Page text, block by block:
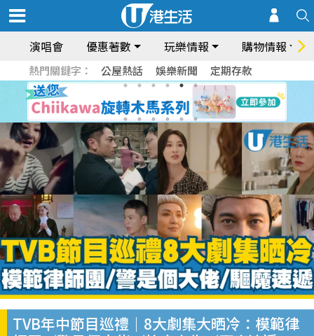
演唱會 優惠著數 玩樂情報 購物情報
熱門關鍵字： 公屋熱話 娛樂新聞 定期存款
TVB年中節目巡禮｜8大劇集大晒冷：模範律